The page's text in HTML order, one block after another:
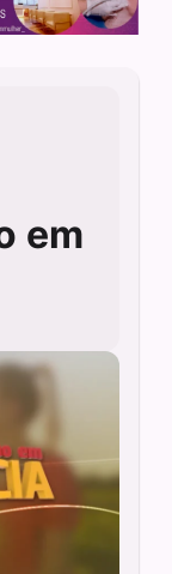
em